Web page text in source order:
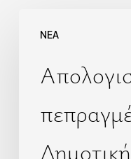
NEA